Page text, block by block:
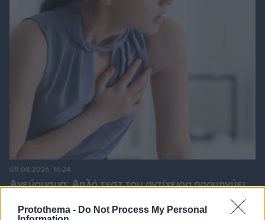
Protothema - Do Not Process My Personal
Ανεύρυσμα: Απλό τεστ του αντίχειρα προμηνύει
08.08.2026, 16:24